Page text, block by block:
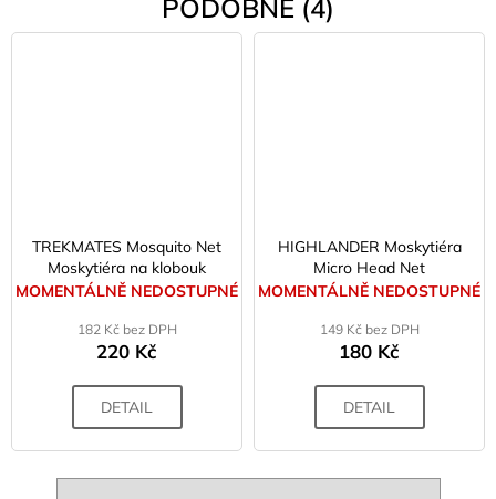
PODOBNÉ (4)
TREKMATES Mosquito Net
Moskytiéra na klobouk
MOMENTÁLNĚ NEDOSTUPNÉ
182 Kč bez DPH
220 Kč
DETAIL
HIGHLANDER Moskytiéra
Micro Head Net
MOMENTÁLNĚ NEDOSTUPNÉ
149 Kč bez DPH
180 Kč
DETAIL